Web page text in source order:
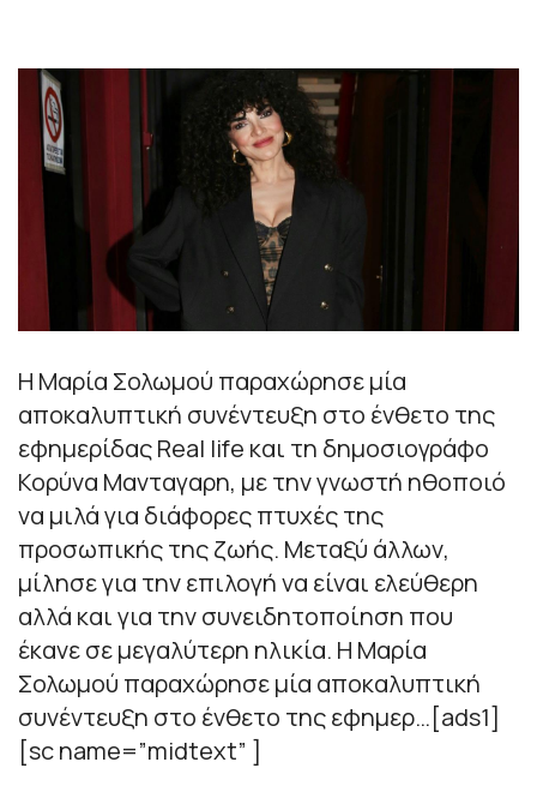
Η Μαρία Σολωμού παραχώρησε μία
αποκαλυπτική συνέντευξη στο ένθετο της
εφημερίδας Real life και τη δημοσιογράφο
Κορύνα Μανταγαρη, με την γνωστή ηθοποιό
να μιλά για διάφορες πτυχές της
προσωπικής της ζωής. Μεταξύ άλλων,
μίλησε για την επιλογή να είναι ελεύθερη
αλλά και για την συνειδητοποίηση που
έκανε σε μεγαλύτερη ηλικία. Η Μαρία
Σολωμού παραχώρησε μία αποκαλυπτική
συνέντευξη στο ένθετο της εφημερ…[ads1]
[sc name=”midtext” ]